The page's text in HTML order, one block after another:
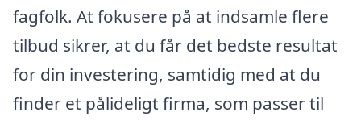
fagfolk. At fokusere på at indsamle flere
tilbud sikrer, at du får det bedste resultat
for din investering, samtidig med at du
finder et pålideligt firma, som passer til